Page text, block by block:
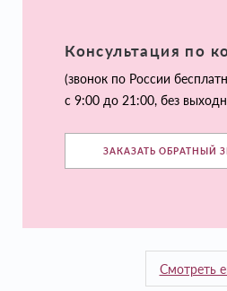
Консультация по
(звонок по России
с 9:00 до 21:00, без
ЗАКАЗАТЬ ОБРАТНЫЙ
Смотреть